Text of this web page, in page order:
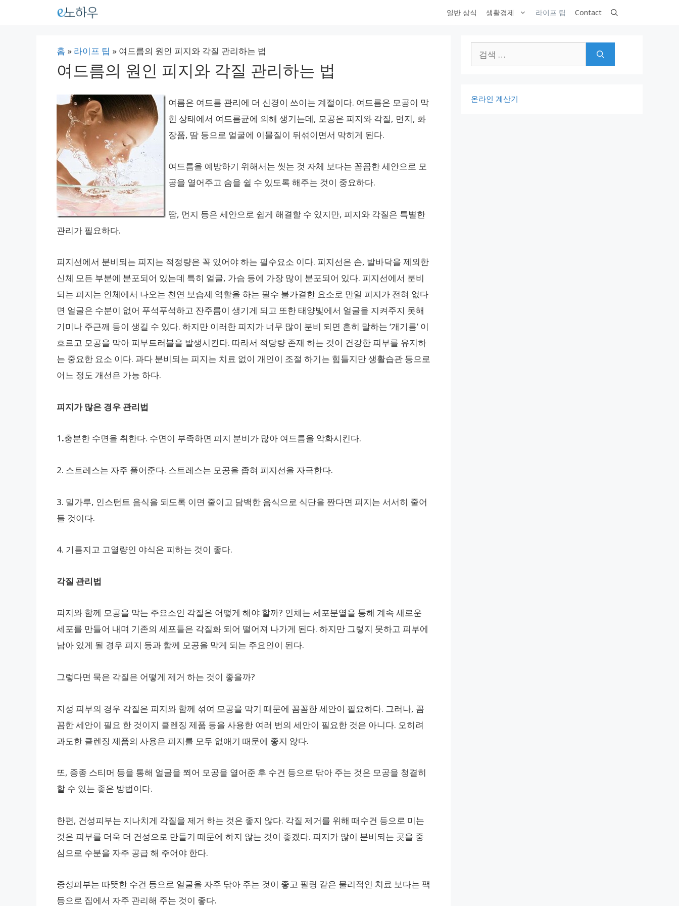
일반 상식 생활경제 라이프 팁 Contact
홈 » 라이프 팁 » 여드름의 원인 피지와 각질 관리하는 법
여드름의 원인 피지와 각질 관리하는 법
여름은 여드름 관리에 더 신경이 쓰이는 계절이다. 여드름은 모공이 막
힌 상태에서 여드름균에 의해 생기는데, 모공은 피지와 각질, 먼지, 화
장품, 땀 등으로 얼굴에 이물질이 뒤섞이면서 막히게 된다.
여드름을 예방하기 위해서는 씻는 것 자체 보다는 꼼꼼한 세안으로 모
공을 열어주고 숨을 쉴 수 있도록 해주는 것이 중요하다.
땀, 먼지 등은 세안으로 쉽게 해결할 수 있지만, 피지와 각질은 특별한
관리가 필요하다.
피지선에서 분비되는 피지는 적정량은 꼭 있어야 하는 필수요소 이다. 피지선은 손, 발바닥을 제외한
신체 모든 부분에 분포되어 있는데 특히 얼굴, 가슴 등에 가장 많이 분포되어 있다. 피지선에서 분비
되는 피지는 인체에서 나오는 천연 보습제 역할을 하는 필수 불가결한 요소로 만일 피지가 전혀 없다
면 얼굴은 수분이 없어 푸석푸석하고 잔주름이 생기게 되고 또한 태양빛에서 얼굴을 지켜주지 못해
기미나 주근깨 등이 생길 수 있다. 하지만 이러한 피지가 너무 많이 분비 되면 흔히 말하는 ‘개기름’ 이
흐르고 모공을 막아 피부트러블을 발생시킨다. 따라서 적당량 존재 하는 것이 건강한 피부를 유지하
는 중요한 요소 이다. 과다 분비되는 피지는 치료 없이 개인이 조절 하기는 힘들지만 생활습관 등으로
어느 정도 개선은 가능 하다.
피지가 많은 경우 관리법
1.충분한 수면을 취한다. 수면이 부족하면 피지 분비가 많아 여드름을 악화시킨다.
2. 스트레스는 자주 풀어준다. 스트레스는 모공을 좁혀 피지선을 자극한다.
3. 밀가루, 인스턴트 음식을 되도록 이면 줄이고 담백한 음식으로 식단을 짠다면 피지는 서서히 줄어
들 것이다.
4. 기름지고 고열량인 야식은 피하는 것이 좋다.
각질 관리법
피지와 함께 모공을 막는 주요소인 각질은 어떻게 해야 할까? 인체는 세포분열을 통해 계속 새로운
세포를 만들어 내며 기존의 세포들은 각질화 되어 떨어져 나가게 된다. 하지만 그렇지 못하고 피부에
남아 있게 될 경우 피지 등과 함께 모공을 막게 되는 주요인이 된다.
그렇다면 묵은 각질은 어떻게 제거 하는 것이 좋을까?
지성 피부의 경우 각질은 피지와 함께 섞여 모공을 막기 때문에 꼼꼼한 세안이 필요하다. 그러나, 꼼
꼼한 세안이 필요 한 것이지 클렌징 제품 등을 사용한 여러 번의 세안이 필요한 것은 아니다. 오히려
과도한 클렌징 제품의 사용은 피지를 모두 없애기 때문에 좋지 않다.
또, 종종 스티머 등을 통해 얼굴을 쬐어 모공을 열어준 후 수건 등으로 닦아 주는 것은 모공을 청결히
할 수 있는 좋은 방법이다.
한편, 건성피부는 지나치게 각질을 제거 하는 것은 좋지 않다. 각질 제거를 위해 때수건 등으로 미는
것은 피부를 더욱 더 건성으로 만들기 때문에 하지 않는 것이 좋겠다. 피지가 많이 분비되는 곳을 중
심으로 수분을 자주 공급 해 주어야 한다.
중성피부는 따뜻한 수건 등으로 얼굴을 자주 닦아 주는 것이 좋고 필링 같은 물리적인 치료 보다는 팩
등으로 집에서 자주 관리해 주는 것이 좋다.
색:
온라인 계산기